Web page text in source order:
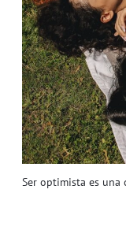
Ser optimista es una